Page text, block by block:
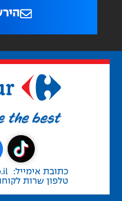
כתובת אימייל:
טלפון שרות